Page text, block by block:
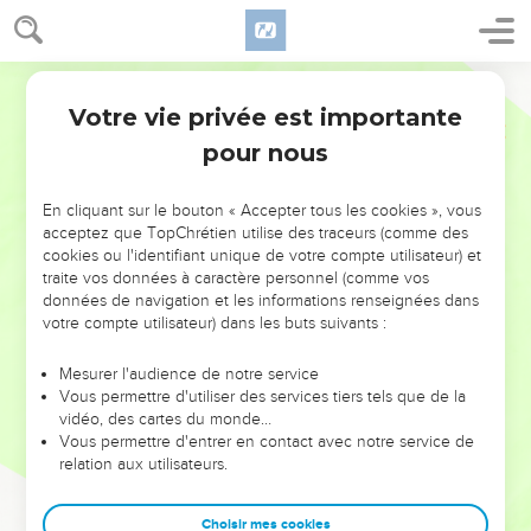
NE MANQUEZ PAS L’ÉVÉNEMENT
DE L’ANNÉE !
ET SI LEURS ERREURS POUVAIENT VOUS ÉVITER LES
VOTRES ?
leur foi ou leur vision. Mais on voit moins les doutes, les erreurs
et les saisons difficiles qu'ils ont traversés, alors même que ce
sont elles qui les ont façonnés.
Dans cette conférence, leaders, entrepreneurs, et responsables
clés pour avancer avec plus de sagesse afin que leurs erreurs
Votre vie privée est importante
pour nous
En cliquant sur le bouton « Accepter tous les cookies », vous
acceptez que TopChrétien utilise des traceurs (comme des
cookies ou l'identifiant unique de votre compte utilisateur) et
traite vos données à caractère personnel (comme vos
données de navigation et les informations renseignées dans
votre compte utilisateur) dans les buts suivants :
Mesurer l'audience de notre service
Vous permettre d'utiliser des services tiers tels que de la
vidéo, des cartes du monde…
Vous permettre d'entrer en contact avec notre service de
relation aux utilisateurs.
Choisir mes cookies